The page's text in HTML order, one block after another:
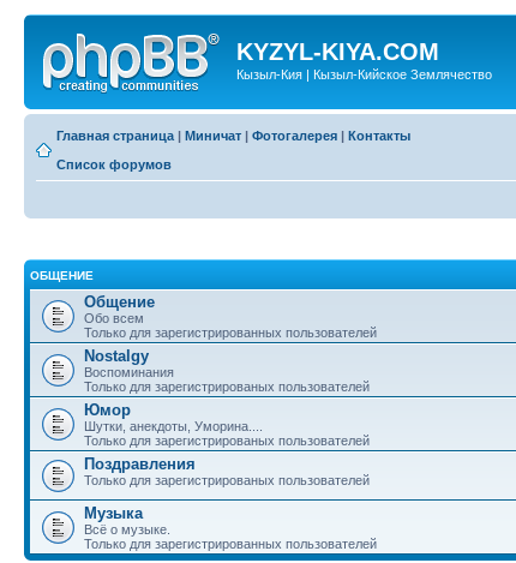
KYZYL-KIYA.COM
Кызыл-Кия | Кызыл-Кийское Землячество
Главная страница | Миничат | Фотогалерея | Контакты
Список форумов
ОБЩЕНИЕ
Общение
Обо всем
Только для зарегистрированных пользователей
Nostalgy
Воспоминания
Только для зарегистрированых пользователей
Юмор
Шутки, анекдоты, Уморина....
Только для зарегистрированых пользователей
Поздравления
Только для зарегистрированых пользователей
Музыка
Всё о музыке.
Только для зарегистрированных пользователей